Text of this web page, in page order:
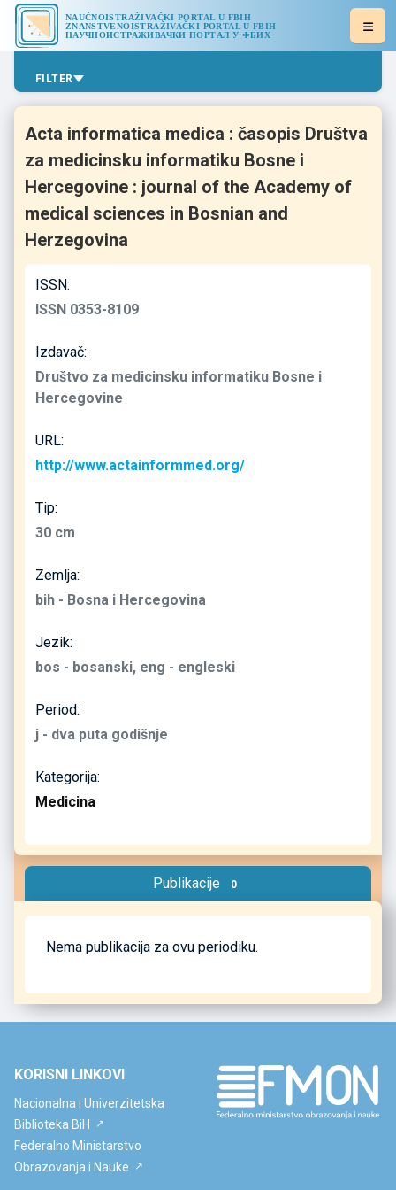
NAUČNOISTRAŽIVAČKI PORTAL U FBIH
ZNANSTVENOISTRAŽIVAČKI PORTAL U FBIH
НАУЧНОИСТРАЖИВАЧКИ ПОРТАЛ У ФБИХ
FILTER
Acta informatica medica : časopis Društva
za medicinsku informatiku Bosne i
Hercegovine : journal of the Academy of
medical sciences in Bosnian and
Herzegovina
ISSN:
ISSN 0353-8109
Izdavač:
Društvo za medicinsku informatiku Bosne i
Hercegovine
URL:
http://www.actainformmed.org/
Tip:
30 cm
Zemlja:
bih - Bosna i Hercegovina
Jezik:
bos - bosanski, eng - engleski
Period:
j - dva puta godišnje
Kategorija:
Medicina
Publikacije 0
Nema publikacija za ovu periodiku.
KORISNI LINKOVI
Nacionalna i Univerzitetska
Biblioteka BiH
Federalno Ministarstvo
Obrazovanja i Nauke